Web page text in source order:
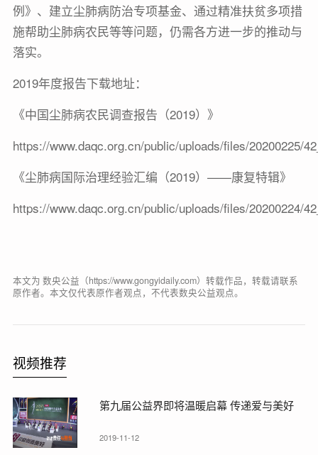
例》、建立尘肺病防治专项基金、通过精准扶贫多项措
施帮助尘肺病农民等等问题，仍需各方进一步的推动与
落实。
2019年度报告下载地址：
《中国尘肺病农民调查报告（2019）》
https://www.daqc.org.cn/public/uploads/files/20200225/
《尘肺病国际治理经验汇编（2019）——康复特辑》
https://www.daqc.org.cn/public/uploads/files/20200224/
本文为 数央公益（https://www.gongyidaily.com）转载作品，转载请联系
原作者。本文仅代表原作者观点，不代表数央公益观点。
视频推荐
第九届公益界即将温暖启幕 传递爱与美好
2019-11-12